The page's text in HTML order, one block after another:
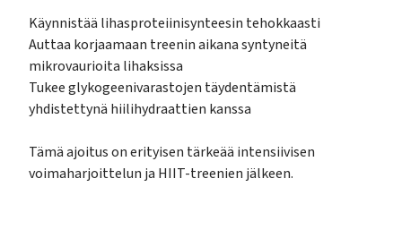
Käynnistää lihasproteiinisynteesin tehokkaasti
Auttaa korjaamaan treenin aikana syntyneitä
mikrovaurioita lihaksissa
Tukee glykogeenivarastojen täydentämistä
yhdistettynä hiilihydraattien kanssa
Tämä ajoitus on erityisen tärkeää intensiivisen
voimaharjoittelun ja HIIT-treenien jälkeen.